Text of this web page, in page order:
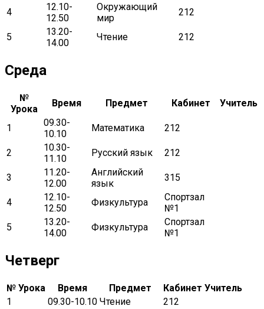
4
12.10-
12.50
Окружающий
мир
212
5
13.20-
14.00
Чтение 212
Среда
№
Урока
Время Предмет Кабинет Учитель
1
09.30-
10.10
Математика 212
2
10.30-
11.10
Русский язык 212
3
11.20-
12.00
Английский
язык
315
4
12.10-
12.50
Физкультура
Спортзал
№1
5
13.20-
14.00
Физкультура
Спортзал
№1
Четверг
№ Урока Время Предмет Кабинет Учитель
1
09.30-10.10 Чтение
212